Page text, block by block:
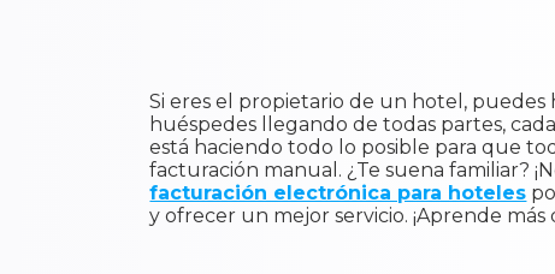
Si eres el propietario de un hotel,
huéspedes llegando de todas partes,
está haciendo todo lo posible para que
facturación manual. ¿Te suena familiar?
facturación electrónica para hoteles
y ofrecer un mejor servicio. ¡Aprende